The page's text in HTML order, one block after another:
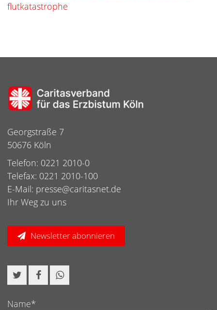
flutkatastrophe
Georgstraße 7
50676 Köln
Telefon: 0221 2010-0
Telefax: 0221 2010-100
E-Mail: presse@caritasnet.de
Ihr Weg zu uns
Newsletter abonnieren
Name*